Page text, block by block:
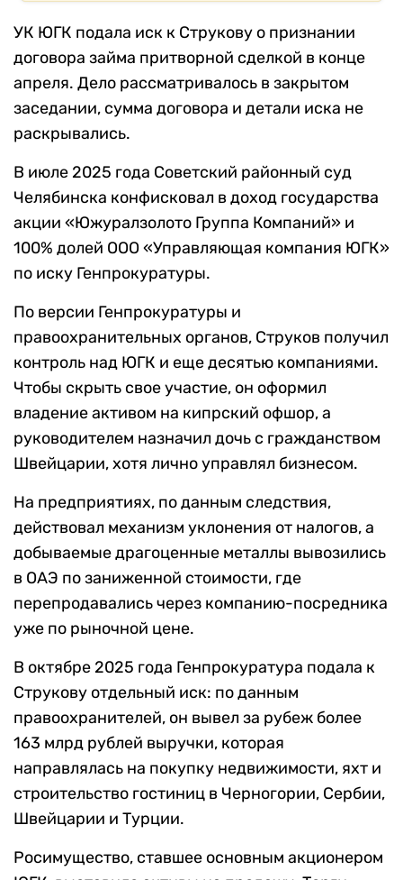
УК ЮГК подала иск к Струкову о признании
договора займа притворной сделкой в конце
апреля. Дело рассматривалось в закрытом
заседании, сумма договора и детали иска не
раскрывались.
В июле 2025 года Советский районный суд
Челябинска конфисковал в доход государства
акции «Южуралзолото Группа Компаний» и
100% долей ООО «Управляющая компания ЮГК»
по иску Генпрокуратуры.
По версии Генпрокуратуры и
правоохранительных органов, Струков получил
контроль над ЮГК и еще десятью компаниями.
Чтобы скрыть свое участие, он оформил
владение активом на кипрский офшор, а
руководителем назначил дочь с гражданством
Швейцарии, хотя лично управлял бизнесом.
На предприятиях, по данным следствия,
действовал механизм уклонения от налогов, а
добываемые драгоценные металлы вывозились
в ОАЭ по заниженной стоимости, где
перепродавались через компанию-посредника
уже по рыночной цене.
В октябре 2025 года Генпрокуратура подала к
Струкову отдельный иск: по данным
правоохранителей, он вывел за рубеж более
163 млрд рублей выручки, которая
направлялась на покупку недвижимости, яхт и
строительство гостиниц в Черногории, Сербии,
Швейцарии и Турции.
Росимущество, ставшее основным акционером